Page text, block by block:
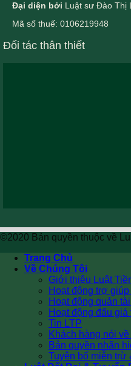
Đại diện bởi Luật sư Đào Thị
Mã số thuế: 0106219948
Đối tác thân thiết
©2020 Bản quyền thuộc về
Trang Chủ
Về Chúng Tôi
Giới thiệu Luật
Hoạt động trợ
Hoạt động quản
Hoạt động đấu giá
Tin LTP
Khách hàng nói
Bản quyền nhãn
Tuyên bố miễn trừ